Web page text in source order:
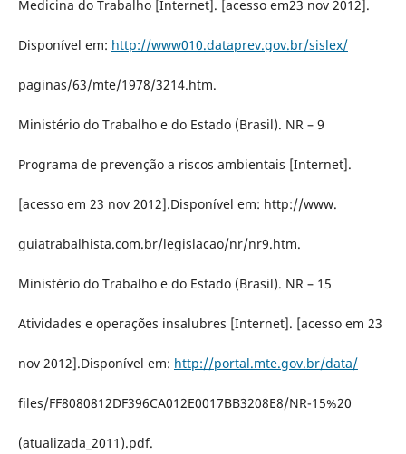
Medicina do Trabalho [Internet]. [acesso em23 nov 2012].
Disponível em: http://www010.dataprev.gov.br/sislex/
paginas/63/mte/1978/3214.htm.
Ministério do Trabalho e do Estado (Brasil). NR – 9
Programa de prevenção a riscos ambientais [Internet].
[acesso em 23 nov 2012].Disponível em: http://www.
guiatrabalhista.com.br/legislacao/nr/nr9.htm.
Ministério do Trabalho e do Estado (Brasil). NR – 15
Atividades e operações insalubres [Internet]. [acesso em 23
nov 2012].Disponível em: http://portal.mte.gov.br/data/
files/FF8080812DF396CA012E0017BB3208E8/NR-15%20
(atualizada_2011).pdf.